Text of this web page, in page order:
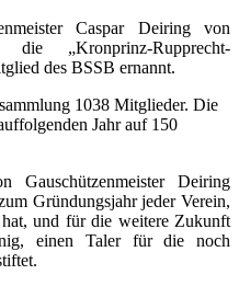
Caspar Deiring von
die „Kronprinz-Rupprecht-
des BSSB ernannt.
1038 Mitglieder. Die
Jahr auf 150
Gauschützenmeister Deiring
Gründungsjahr jeder Verein,
und für die weitere Zukunft
einen Taler für die noch